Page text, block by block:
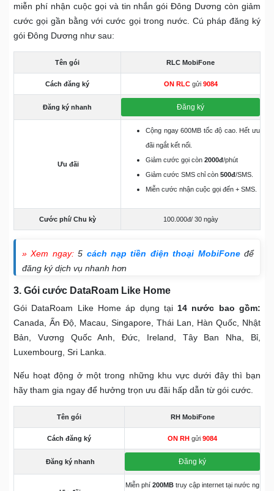
miễn phí nhận cuộc gọi và tin nhắn gói Đông Dương còn giảm
cước gọi gần bằng với cước gọi trong nước. Cú pháp đăng ký
gói Đông Dương như sau:
Tên gói RLC MobiFone
Cách đăng ký ON RLC gửi 9084
Đăng ký nhanh Đăng ký
Ưu đãi
Cộng ngay 600MB tốc độ cao. Hết ưu
đãi ngắt kết nối.
Giảm cước gọi còn 2000đ/phút
Giảm cước SMS chỉ còn 500đ/SMS.
Miễn cước nhận cuộc gọi đến + SMS.
Cước phí/ Chu kỳ 100.000đ/ 30 ngày
» Xem ngay:5 cách nạp tiền điện thoại MobiFoneđể
đăng ký dịch vụ nhanh hơn
3. Gói cước DataRoam Like Home
Gói DataRoam Like Home áp dụng tại 14 nước bao gồm:
Canada, Ấn Độ, Macau, Singapore, Thái Lan, Hàn Quốc, Nhật
Bản, Vương Quốc Anh, Đức, Ireland, Tây Ban Nha, Bỉ,
Luxembourg, Sri Lanka.
Nếu hoạt động ở một trong những khu vực dưới đây thì bạn
hãy tham gia ngay để hưởng trọn ưu đãi hấp dẫn từ gói cước.
Tên gói RH MobiFone
Cách đăng ký ON RH gửi 9084
Đăng ký nhanh Đăng ký
Miễn phí 200MB truy cập internet tại nước ng